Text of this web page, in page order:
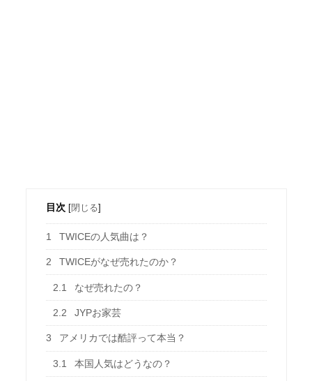
目次 [閉じる]
1 TWICEの人気曲は？
2 TWICEがなぜ売れたのか？
2.1 なぜ売れたの？
2.2 JYPお家芸
3 アメリカでは酷評って本当？
3.1 本国人気はどうなの？